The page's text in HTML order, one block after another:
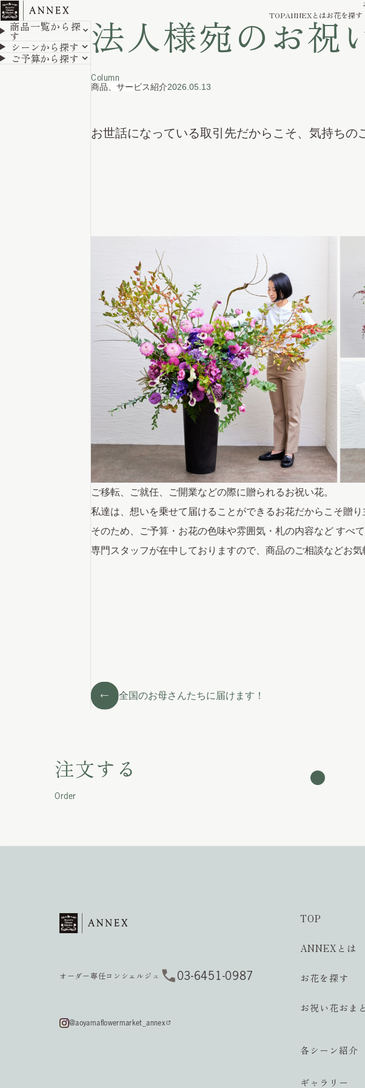
TOPANNEXとはお花を探す
商品一覧から探
す
シーンから探す
ご予算から探す 法人様宛のお祝
Column
商品、サービス紹介2026.05.13
お世話になっている取引先だからこそ、気持ちの
ご移転、ご就任、ご開業などの際に贈られるお祝い花。
私達は、想いを乗せて届けることができるお花だからこそ贈
そのため、ご予算・お花の色味や雰囲気・札の内容など すべ
専門スタッフが在中しておりますので、商品のご相談などお気
全国のお母さんたちに届けます！
注文する
Order
オーダー専任コンシェルジュ 03-6451-0987
@aoyamaflowermarket_annex
TOP
ANNEXとは
お花を探す
お祝い花おま
各シーン紹介
ギャラリー